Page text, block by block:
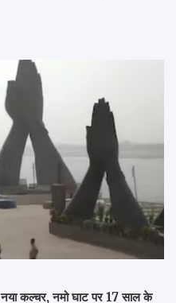
नया कल्चर, नमो घाट पर 17 साल के